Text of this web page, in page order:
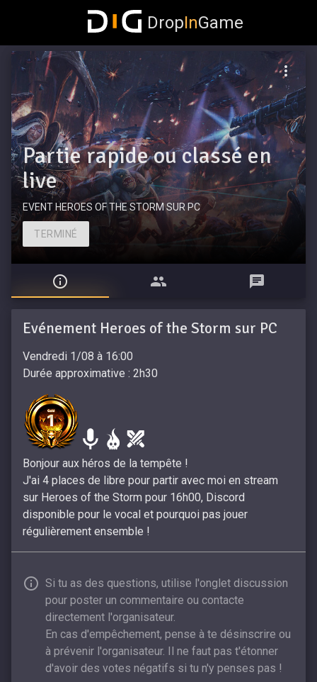
DropInGame
Partie rapide ou classé en
live
EVENT HEROES OF THE STORM SUR PC
TERMINÉ
Evénement Heroes of the Storm sur PC
Vendredi 1/08 à 16:00
Durée approximative : 2h30
Bonjour aux héros de la tempête !
J'ai 4 places de libre pour partir avec moi en stream
sur Heroes of the Storm pour 16h00, Discord
disponible pour le vocal et pourquoi pas jouer
régulièrement ensemble !
Si tu as des questions, utilise l'onglet discussion
pour poster un commentaire ou contacte
directement l'organisateur.
En cas d'empêchement, pense à te désinscrire ou
à prévenir l'organisateur. Il ne faut pas t'étonner
d'avoir des votes négatifs si tu n'y penses pas !